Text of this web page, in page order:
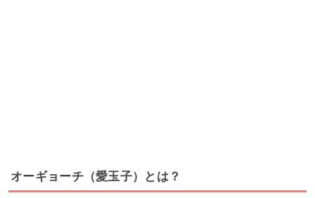
オーギョーチ（愛玉子）とは？